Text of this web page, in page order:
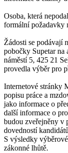
Osoba, která
formální požadavky
Žádosti se podávají
pobočky Supetar na
náměstí 5, 425 21
provedla výběr pro
Internetové stránky
popisu práce a
jako informace o
další informace o
budou zveřejněny v
dovedností
S výsledky
zákonné lhůtě.